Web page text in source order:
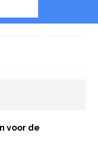
voor de